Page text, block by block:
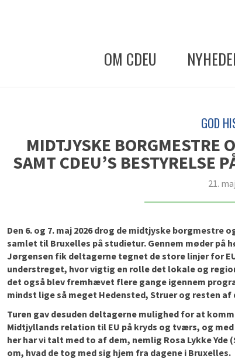
OM CDEU
GOD
MIDTJYSKE BORGMESTRE
SAMT CDEU’S BESTYRELSE
21.
Den 6. og 7. maj 2026 drog de midtjyske borgmestre
samlet til Bruxelles på studietur. Gennem møder på
Jørgensen fik deltagerne tegnet de store linjer for
understreget, hvor vigtig en rolle det lokale og
det også blev fremhævet flere gange igennem
mindst lige så meget Hedensted, Struer og resten
Turen gav desuden deltagerne mulighed for at
Midtjyllands relation til EU på kryds og tværs, og
her har vi talt med to af dem, nemlig Rosa Lykke Yde
om, hvad de tog med sig hjem fra dagene i Bruxelles.